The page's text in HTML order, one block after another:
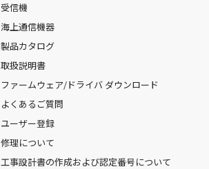
受信機
海上通信機器
製品カタログ
取扱説明書
ファームウェア/ドライバ ダウンロード
よくあるご質問
ユーザー登録
修理について
工事設計書の作成および認定番号について